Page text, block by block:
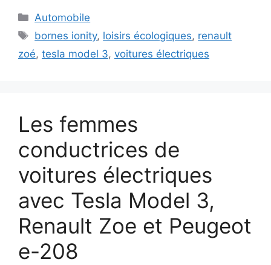
Catégories
Automobile
Étiquettes
bornes ionity, loisirs écologiques, renault
zoé, tesla model 3, voitures électriques
Les femmes
conductrices de
voitures électriques
avec Tesla Model 3,
Renault Zoe et Peugeot
e-208